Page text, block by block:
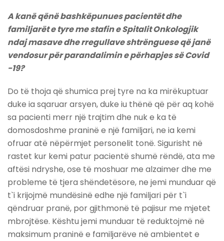
A kanë qënë bashkëpunues pacientët dhe
familjarët e tyre me stafin e Spitalit Onkologjik
ndaj masave dhe rregullave shtrënguese që janë
vendosur për parandalimin e përhapjes së Covid
-19?
Do të thoja që shumica prej tyre na ka mirëkuptuar
duke ia sqaruar arsyen, duke iu thënë që për aq kohë
sa pacienti merr një trajtim dhe nuk e ka të
domosdoshme praninë e një familjari, ne ia kemi
ofruar atë nëpërmjet personelit tonë. Sigurisht në
rastet kur kemi patur pacientë shumë rëndë, ata me
aftësi ndryshe, ose të moshuar me alzaimer dhe me
probleme të tjera shëndetësore, ne jemi munduar që
t`i krijojmë mundësinë edhe një familjari për t`i
qëndruar pranë, por gjithmonë të pajisur me mjetet
mbrojtëse. Kështu jemi munduar të reduktojmë në
maksimum praninë e familjarëve në ambientet e